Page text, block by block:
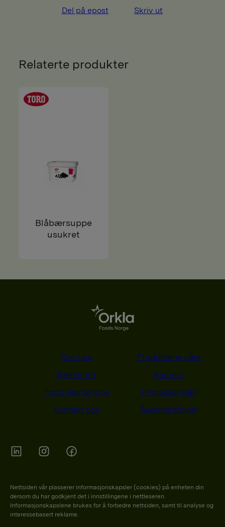
Del på epost Skriv ut
Relaterte produkter
Blåbærsuppe
usukret
Om oss
Produktene våre
Bærekraft
Karriere
Forbrukerservice
Pressekontakt
Kontakt oss
Åpenhetsloven
Nettsiden vår plasserer informasjonskapsler (cookies) på enheten din
dersom du har godkjent det i innstillingene i nettleseren.
Informasjonskapslene brukes for å forbedre nettsiden, samt til analyse og
interessebasert reklame.